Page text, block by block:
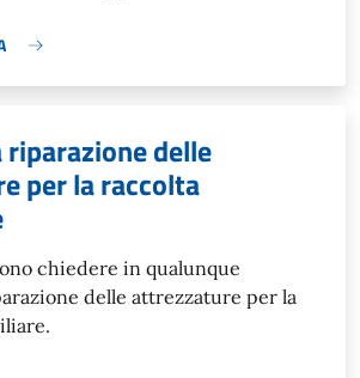
riparazione delle
per la raccolta
chiedere in qualunque
delle attrezzature per la